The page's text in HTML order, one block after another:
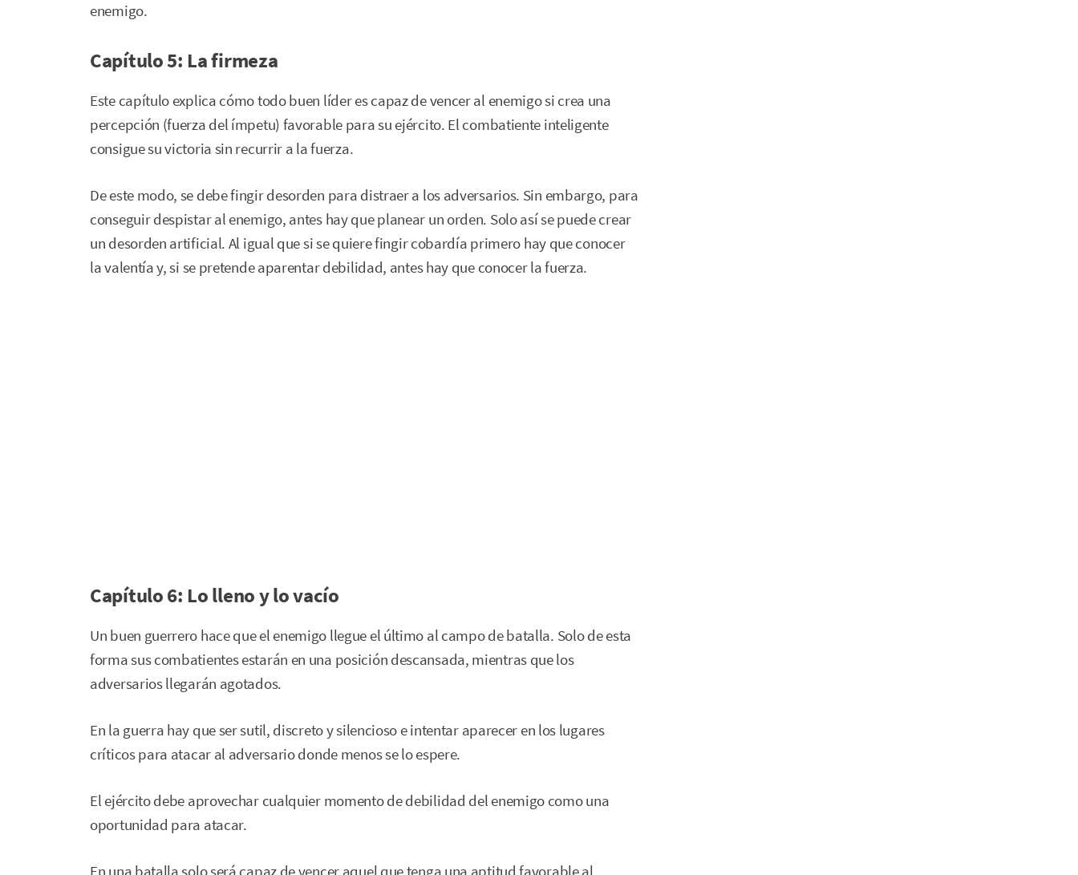
enemigo.
Capítulo 5: La firmeza
Este capítulo explica cómo todo buen líder es capaz de vencer al enemigo si crea una
percepción (fuerza del ímpetu) favorable para su ejército. El combatiente inteligente
consigue su victoria sin recurrir a la fuerza.
De este modo, se debe fingir desorden para distraer a los adversarios. Sin embargo, para
conseguir despistar al enemigo, antes hay que planear un orden. Solo así se puede crear
un desorden artificial. Al igual que si se quiere fingir cobardía primero hay que conocer
la valentía y, si se pretende aparentar debilidad, antes hay que conocer la fuerza.
Capítulo 6: Lo lleno y lo vacío
Un buen guerrero hace que el enemigo llegue el último al campo de batalla. Solo de esta
forma sus combatientes estarán en una posición descansada, mientras que los
adversarios llegarán agotados.
En la guerra hay que ser sutil, discreto y silencioso e intentar aparecer en los lugares
críticos para atacar al adversario donde menos se lo espere.
El ejército debe aprovechar cualquier momento de debilidad del enemigo como una
oportunidad para atacar.
En una batalla solo será capaz de vencer aquel que tenga una aptitud favorable al